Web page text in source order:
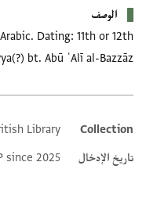
الوصف
Dating: 11th or 12th
bt. Abū ʿAlī al-Bazzāz.
metadata
Collection
Library
تاريخ الإدخال
since 2025